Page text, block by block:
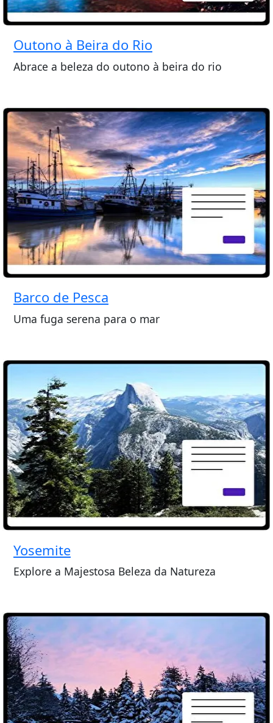
Outono à Beira do Rio
Abrace a beleza do outono à beira do rio
Barco de Pesca
Uma fuga serena para o mar
Yosemite
Explore a Majestosa Beleza da Natureza